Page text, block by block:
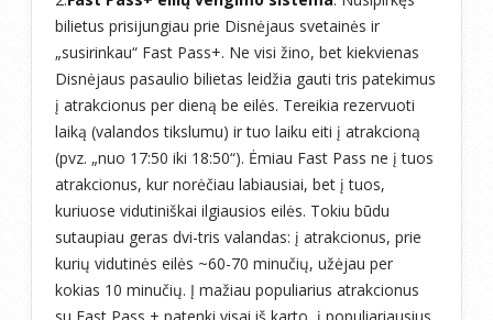
bilietus prisijungiau prie Disnėjaus svetainės ir
„susirinkau“ Fast Pass+. Ne visi žino, bet kiekvienas
Disnėjaus pasaulio bilietas leidžia gauti tris patekimus
į atrakcionus per dieną be eilės. Tereikia rezervuoti
laiką (valandos tikslumu) ir tuo laiku eiti į atrakcioną
(pvz. „nuo 17:50 iki 18:50“). Ėmiau Fast Pass ne į tuos
atrakcionus, kur norėčiau labiausiai, bet į tuos,
kuriuose vidutiniškai ilgiausios eilės. Tokiu būdu
sutaupiau geras dvi-tris valandas: į atrakcionus, prie
kurių vidutinės eilės ~60-70 minučių, užėjau per
kokias 10 minučių. Į mažiau populiarius atrakcionus
su Fast Pass + patenki visai iš karto, į populiariausius